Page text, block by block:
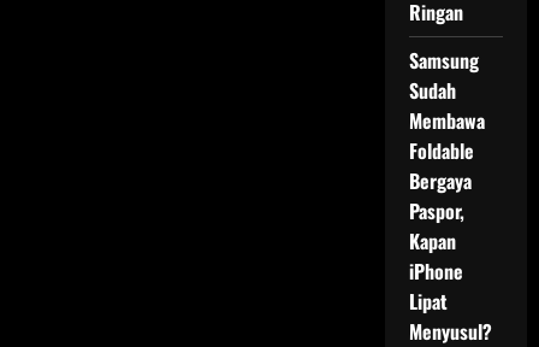
Ringan
Samsung
Sudah
Membawa
Foldable
Bergaya
Paspor,
Kapan
iPhone
Lipat
Menyusul?